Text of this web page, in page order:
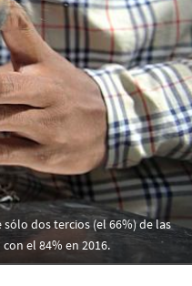
dos tercios (el 66%) de las
el 84% en 2016.